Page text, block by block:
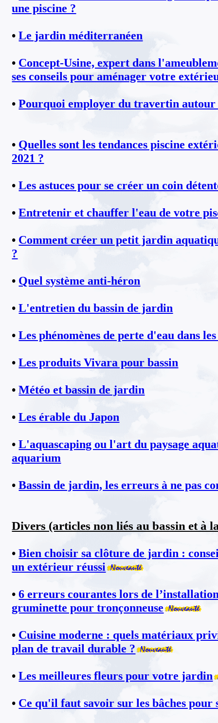
une piscine ?
•Le jardin méditerranéen
• Concept-Usine, expert dans
ses conseils pour aménager votre
•Pourquoi employer du travertin autour
• Quelles sont les tendances piscine
2021 ?
•Les astuces pour se créer un coin
•Entretenir et chauffer l'eau de votre
• Comment créer un petit jardin
?
• Quel système anti-héron
•L'entretien du bassin de jardin
•Les phénomènes de perte d'eau dans
•Les produits Vivara pour bassin
•Météo et bassin de jardin
•Les érable du Japon
•L'aquascaping ou l'art du paysage
aquarium
•Bassin de jardin, les erreurs à ne pas
Divers (articles non liés au bassin et à
•Bien choisir sa clôture de jardin :
un extérieur réussi
•6 erreurs courantes lors de
gruminette pour tronçonneuse
• Cuisine moderne : quels matériaux
plan de travail durable ?
•Les meilleures fleurs pour votre jardin
• Ce qu'il faut savoir sur les bâches pour